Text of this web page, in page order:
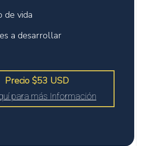
de vida
a desarrollar
Precio $53 USD
para más Información